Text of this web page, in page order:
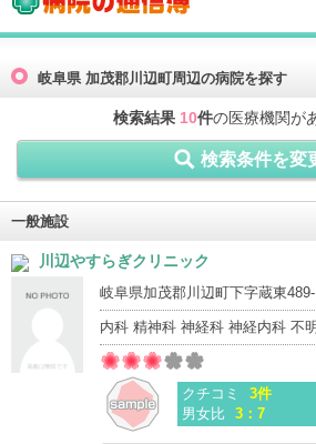
病院の通信簿
岐阜県 加茂郡川辺町周辺の病院を探す
検索結果 10件の医療機関が
検索条件を変
一般施設
川辺やすらぎクリニック
岐阜県加茂郡川辺町下字蔵東
内科 精神科 神経科 神経内科 不明
クチコミ
3件
男女比 3：7